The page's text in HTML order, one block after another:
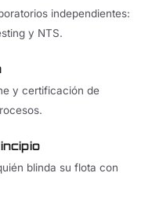
independientes:
y NTS.
y certificación de
blinda su flota con